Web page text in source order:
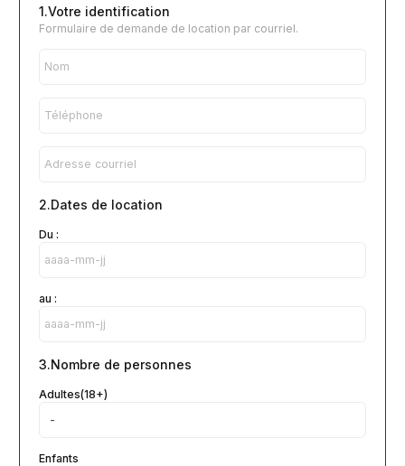
Formulaire de demande de location par courriel.
1.Votre identification
2.Dates de location
Du :
au :
3.Nombre de personnes
Adultes(18+)
Enfants